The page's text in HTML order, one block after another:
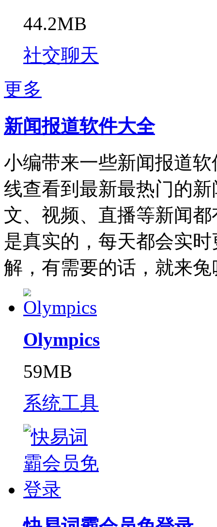
44.2MB
社交聊天
更多
新闻报道软件大全
小编带来一些新闻报道
线查看到最新最热门的
文、视频、直播等新闻
是真实的，每天都会实
解，有需要的话，就来
Olympics
59MB
系统工具